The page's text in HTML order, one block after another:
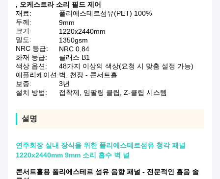
, 오케스트라 소리 필드 제어
재료:
폴리에스테르섬유(PET) 100%
두께:
9mm
크기:
1220x2440mm
밀도:
1350gsm
NRC 등급:
NRC 0.84
화재 등급:
클래스 B1
색상 옵션:
48가지 이상의 색상(요청 시 맞춤 설정 가능)
애플리케이션:벽, 천장 - 콘서트홀
보증:
3년
설치 방법:
접착제, 임팔링 클립, Z-클립 시스템
설명
연주회장 실내 장식을 위한 폴리에스테르섬유 청각 패널
1220x2440mm 9mm 소리 흡수 벽 널
콘서트홀용 폴리에스테르 섬유 음향 패널 - 전문적인 흡음 솔